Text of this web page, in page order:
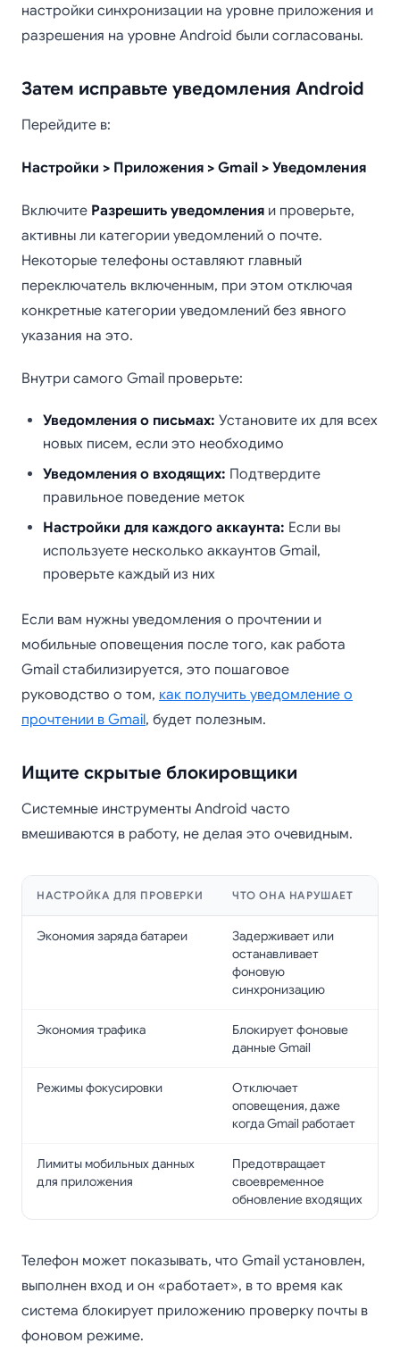
настройки синхронизации на уровне приложения и
разрешения на уровне Android были согласованы.
Затем исправьте уведомления Android
Перейдите в:
Настройки > Приложения > Gmail > Уведомления
Включите Разрешить уведомления и проверьте,
активны ли категории уведомлений о почте.
Некоторые телефоны оставляют главный
переключатель включенным, при этом отключая
конкретные категории уведомлений без явного
указания на это.
Внутри самого Gmail проверьте:
Уведомления о письмах: Установите их для всех
новых писем, если это необходимо
Уведомления о входящих: Подтвердите
правильное поведение меток
Настройки для каждого аккаунта: Если вы
используете несколько аккаунтов Gmail,
проверьте каждый из них
Если вам нужны уведомления о прочтении и
мобильные оповещения после того, как работа
Gmail стабилизируется, это пошаговое
руководство о том, как получить уведомление о
прочтении в Gmail, будет полезным.
Ищите скрытые блокировщики
Системные инструменты Android часто
вмешиваются в работу, не делая это очевидным.
НАСТРОЙКА ДЛЯ ПРОВЕРКИ ЧТО ОНА НАРУШАЕТ
Экономия заряда батареи
Задерживает или
останавливает
фоновую
синхронизацию
Экономия трафика
Блокирует фоновые
данные Gmail
Режимы фокусировки
Отключает
оповещения, даже
когда Gmail работает
Лимиты мобильных данных
для приложения
Предотвращает
своевременное
обновление входящих
Телефон может показывать, что Gmail установлен,
выполнен вход и он «работает», в то время как
система блокирует приложению проверку почты в
фоновом режиме.